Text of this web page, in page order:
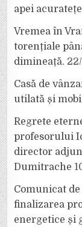
apei
Vremea în
torențiale
dimineață.
Casă de
utilată și
Regrete
profesorului
director
Dumitrache
Comunicat
finalizarea
energetice și